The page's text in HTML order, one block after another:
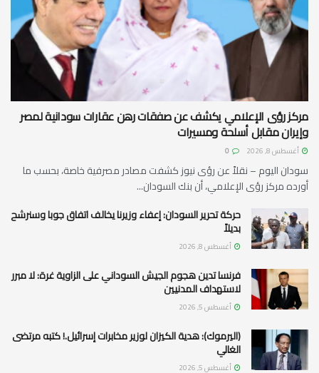
مركز رؤى الإعلامي يكشف عن صفقات رهن عقارات سودانية لمصر
وإيران مقابل أسلحة ومسيرات
أغسطس 8, 2026
سودان اليوم – نقلاً عن رؤى نيوز كشفت مصادر مصرفية خاصة، بحسب ما
أورده مركز رؤى الإعلامي، أن بنك السودان...
حركة تحرير السودان: إعفاء وزيرنا يخالف اتفاق جوبا وسنرشح
بديلاً
أغسطس 8, 2026
فرنسا تدين هجوم الجيش السوداني على الزاوية غرة: لا مبرر
لاستهداف المدنيين
أغسطس 5, 2026
(اليرموك): هدية الكيزان لوزير مخابرات إسرائيل.! كتبه مرتضى
الغالي
أغسطس 5, 2026